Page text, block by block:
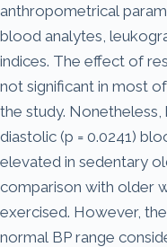
anthropometrical
blood analytes,
indices. The effect of
not significant in most
the study. Nonetheless,
diastolic (p = 0.0241)
elevated in sedentary
comparison with older
exercised. However,
normal BP range